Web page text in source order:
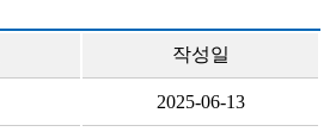
작성일
2025-06-13